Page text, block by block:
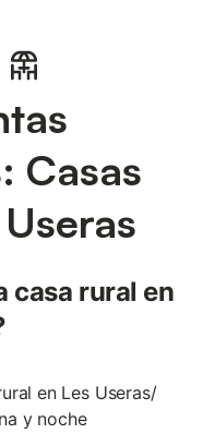
Casas
casa rural en
en Les Useras/
y noche